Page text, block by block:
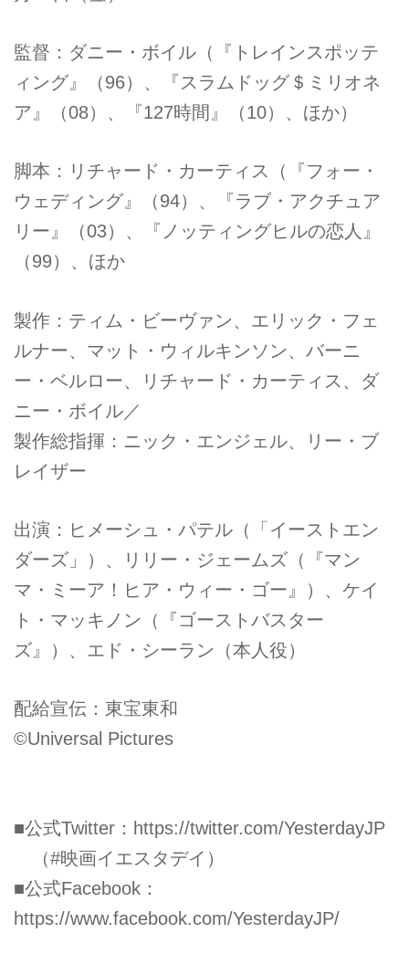
監督：ダニー・ボイル（『トレインスポッテ
ィング』（96）、『スラムドッグ＄ミリオネ
ア』（08）、『127時間』（10）、ほか）
脚本：リチャード・カーティス（『フォー・
ウェディング』（94）、『ラブ・アクチュア
リー』（03）、『ノッティングヒルの恋人』
（99）、ほか
製作：ティム・ビーヴァン、エリック・フェ
ルナー、マット・ウィルキンソン、バーニ
ー・ベルロー、リチャード・カーティス、ダ
ニー・ボイル／
製作総指揮：ニック・エンジェル、リー・ブ
レイザー
出演：ヒメーシュ・パテル（「イーストエン
ダーズ」）、リリー・ジェームズ（『マン
マ・ミーア！ヒア・ウィー・ゴー』）、ケイ
ト・マッキノン（『ゴーストバスター
ズ』）、エド・シーラン（本人役）
配給宣伝：東宝東和
©Universal Pictures
■公式Twitter： https://twitter.com/YesterdayJP
（#映画イエスタデイ）
■公式Facebook：
https://www.facebook.com/YesterdayJP/